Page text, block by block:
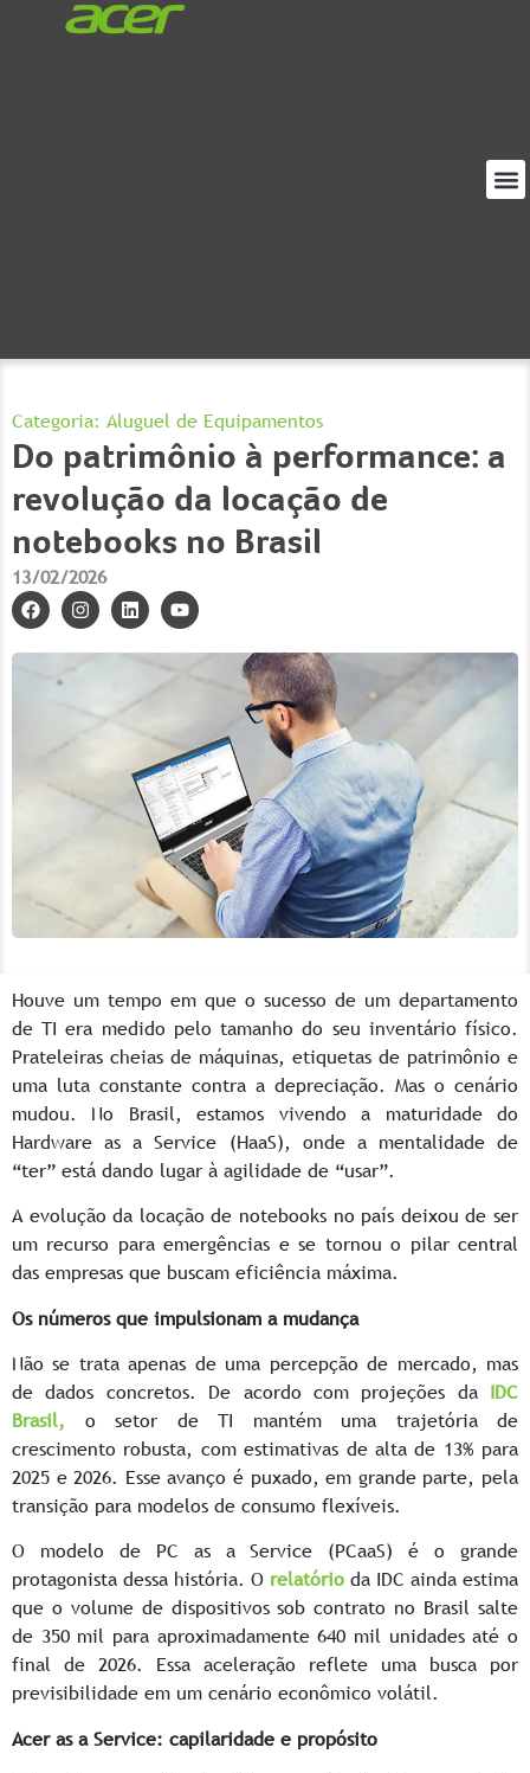
Categoria: Aluguel de Equipamentos
Do patrimônio à performance: a
revolução da locação de
notebooks no Brasil
13/02/2026
Houve um tempo em que o sucesso de um departamento
de TI era medido pelo tamanho do seu inventário físico.
Prateleiras cheias de máquinas, etiquetas de patrimônio e
uma luta constante contra a depreciação. Mas o cenário
mudou. No Brasil, estamos vivendo a maturidade do
Hardware as a Service (HaaS), onde a mentalidade de
“ter” está dando lugar à agilidade de “usar”.
A evolução da locação de notebooks no país deixou de ser
um recurso para emergências e se tornou o pilar central
das empresas que buscam eficiência máxima.
Os números que impulsionam a mudança
Não se trata apenas de uma percepção de mercado, mas
de dados concretos. De acordo com projeções da IDC
Brasil, o setor de TI mantém uma trajetória de
crescimento robusta, com estimativas de alta de 13% para
2025 e 2026. Esse avanço é puxado, em grande parte, pela
transição para modelos de consumo flexíveis.
O modelo de PC as a Service (PCaaS) é o grande
protagonista dessa história. O relatório da IDC ainda estima
que o volume de dispositivos sob contrato no Brasil salte
de 350 mil para aproximadamente 640 mil unidades até o
final de 2026. Essa aceleração reflete uma busca por
previsibilidade em um cenário econômico volátil.
Acer as a Service: capilaridade e propósito